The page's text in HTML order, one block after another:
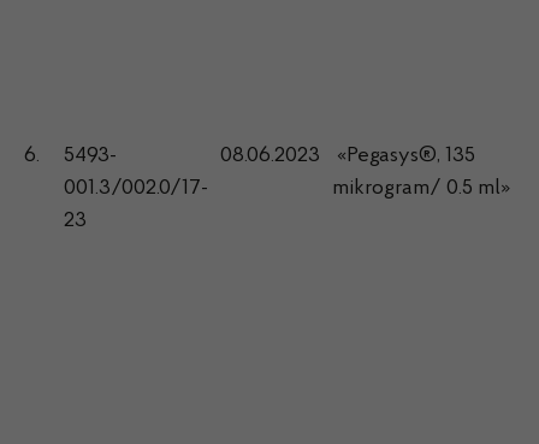
6.
5493-
001.3/002.0/17-
23
08.06.2023
«Pegasys®, 135
mikrogram/ 0.5 ml»